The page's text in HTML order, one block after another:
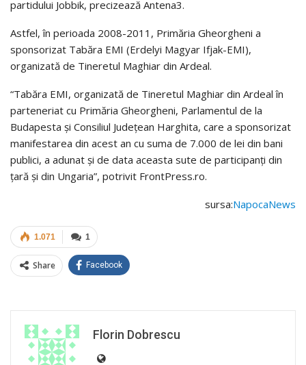
partidului Jobbik, precizează Antena3.
Astfel, în perioada 2008-2011, Primăria Gheorgheni a
sponsorizat Tabăra EMI (Erdelyi Magyar Ifjak-EMI),
organizată de Tineretul Maghiar din Ardeal.
“Tabăra EMI, organizată de Tineretul Maghiar din Ardeal în
parteneriat cu Primăria Gheorgheni, Parlamentul de la
Budapesta şi Consiliul Judeţean Harghita, care a sponsorizat
manifestarea din acest an cu suma de 7.000 de lei din bani
publici, a adunat şi de data aceasta sute de participanţi din
ţară şi din Ungaria”, potrivit FrontPress.ro.
sursa:NapocaNews
1
1.071
Share Facebook
Florin Dobrescu